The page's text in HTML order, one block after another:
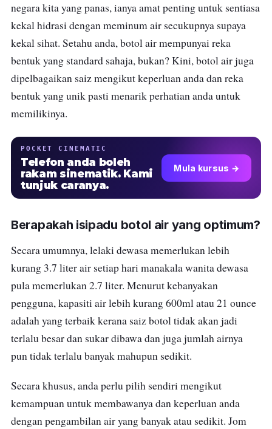
negara kita yang panas, ianya amat penting untuk sentiasa
kekal hidrasi dengan meminum air secukupnya supaya
kekal sihat. Setahu anda, botol air mempunyai reka
bentuk yang standard sahaja, bukan? Kini, botol air juga
dipelbagaikan saiz mengikut keperluan anda dan reka
bentuk yang unik pasti menarik perhatian anda untuk
memilikinya.
POCKET CINEMATIC
Telefon anda boleh
rakam sinematik. Kami
tunjuk caranya.
Mula kursus →
Berapakah isipadu botol air yang optimum?
Secara umumnya, lelaki dewasa memerlukan lebih
kurang 3.7 liter air setiap hari manakala wanita dewasa
pula memerlukan 2.7 liter. Menurut kebanyakan
pengguna, kapasiti air lebih kurang 600ml atau 21 ounce
adalah yang terbaik kerana saiz botol tidak akan jadi
terlalu besar dan sukar dibawa dan juga jumlah airnya
pun tidak terlalu banyak mahupun sedikit.
Secara khusus, anda perlu pilih sendiri mengikut
kemampuan untuk membawanya dan keperluan anda
dengan pengambilanair yang banyak atau sedikit. Jom